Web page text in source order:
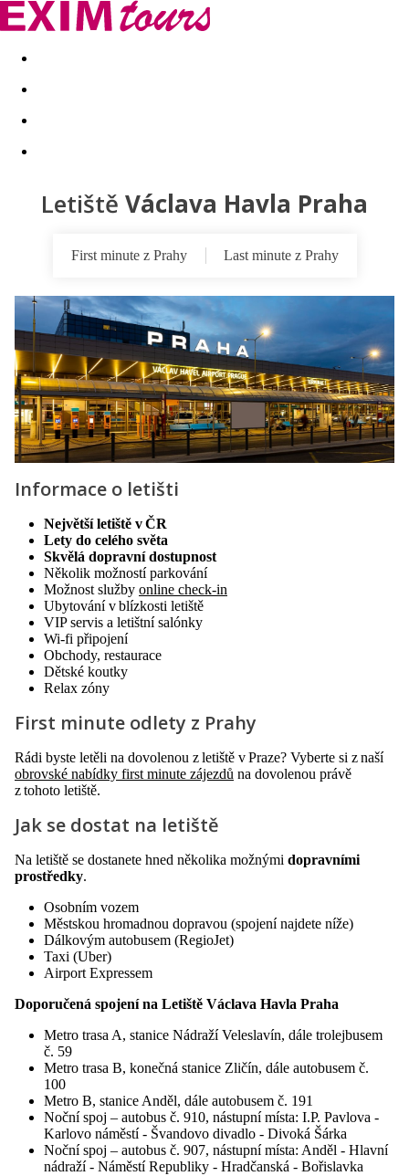
Akční nabídky Last minute
Letiště Václava Havla Praha
First minute z Prahy Last minute z Prahy
Informace o letišti
Největší letiště v ČR
Lety do celého světa
Skvělá dopravní dostupnost
Několik možností parkování
Možnost služby online check-in
Ubytování v blízkosti letiště
VIP servis a letištní salónky
Wi-fi připojení
Obchody, restaurace
Dětské koutky
Relax zóny
First minute odlety z Prahy
Rádi byste letěli na dovolenou z letiště v Praze? Vyberte si z naší
obrovské nabídky first minute zájezdů na dovolenou právě
z tohoto letiště.
Jak se dostat na letiště
Na letiště se dostanete hned několika možnými dopravními
prostředky.
Osobním vozem
Městskou hromadnou dopravou (spojení najdete níže)
Dálkovým autobusem (RegioJet)
Taxi (Uber)
Airport Expressem
Doporučená spojení na Letiště Václava Havla Praha
Metro trasa A, stanice Nádraží Veleslavín, dále trolejbusem
č. 59
Metro trasa B, konečná stanice Zličín, dále autobusem č.
100
Metro B, stanice Anděl, dále autobusem č. 191
Noční spoj – autobus č. 910, nástupní místa: I.P. Pavlova -
Karlovo náměstí - Švandovo divadlo - Divoká Šárka
Noční spoj – autobus č. 907, nástupní místa: Anděl - Hlavní
nádraží - Náměstí Republiky - Hradčanská - Bořislavka